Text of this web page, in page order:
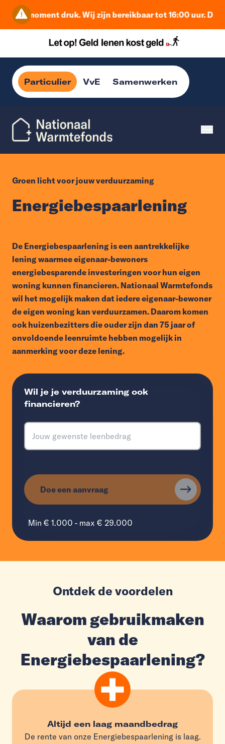
druk. Wij zijn bereikbaar tot 16:00 uur. Daarna
Particulier VvE Samenwerken
Groen licht voor jouw verduurzaming
Energiebespaarlening
De Energiebespaarlening is een aantrekkelijke
lening waarmee eigenaar-bewoners
energiebesparende investeringen voor hun eigen
woning kunnen financieren. Nationaal Warmtefonds
wil het mogelijk maken dat iedere eigenaar-bewoner
de eigen woning kan verduurzamen. Daarom komen
ook huizenbezitters die ouder zijn dan 75 jaar of
onvoldoende leenruimte hebben mogelijk in
aanmerking voor deze lening.
Wil je je verduurzaming ook
financieren?
Doe een aanvraag
Min € 1.000 - max € 29.000
Ontdek de voordelen
Waarom gebruikmaken
van de
Energiebespaarlening?
Altijd een laag maandbedrag
De rente van onze Energiebespaarlening is laag.